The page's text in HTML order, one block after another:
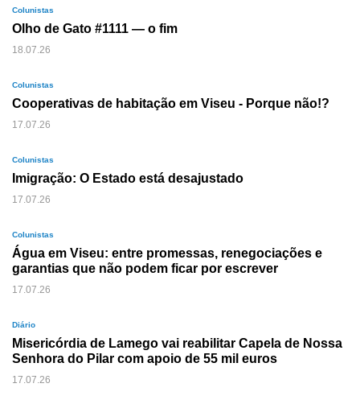
Colunistas
Olho de Gato #1111 — o fim
18.07.26
Colunistas
Cooperativas de habitação em Viseu - Porque não!?
17.07.26
Colunistas
Imigração: O Estado está desajustado
17.07.26
Colunistas
Água em Viseu: entre promessas, renegociações e
garantias que não podem ficar por escrever
17.07.26
Diário
Misericórdia de Lamego vai reabilitar Capela de Nossa
Senhora do Pilar com apoio de 55 mil euros
17.07.26